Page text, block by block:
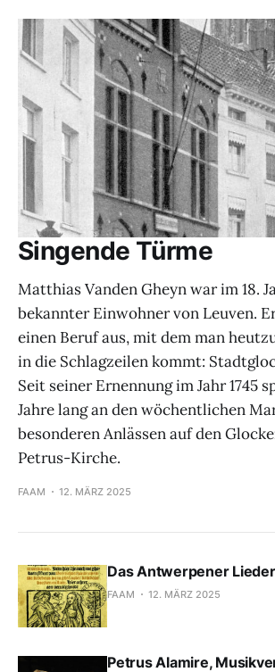
Singende Türme
Matthias Vanden Gheyn war im 18.
bekannter Einwohner von Leuven.
einen Beruf aus, mit dem man
in die Schlagzeilen kommt:
Seit seiner Ernennung im Jahr 1745
Jahre lang an den wöchentlichen
besonderen Anlässen auf den
Petrus-Kirche.
FAAM 12. MÄRZ 2025
Das Antwerpener
FAAM 12. MÄRZ 2025
Petrus Alamire,